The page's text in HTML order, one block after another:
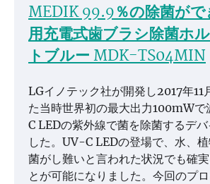
MEDIK 99.9％の除菌が
用充電式歯ブラシ除菌ホ
トブルー MDK-TS04MIN
LGイノテック社が開発し2017年11
た当時世界初の最大出力100mW
C LEDの紫外線で菌を除菌するデ
した。UV-C LEDの登場で、水、
菌がし難いと言われた状況でも確
とが可能になりました。今回のプ